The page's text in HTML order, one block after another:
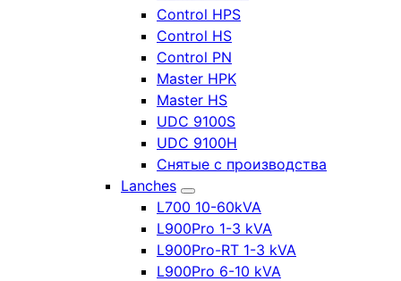
Control HPS
Control HS
Control PN
Master HPK
Master HS
UDC 9100S
UDC 9100H
Снятые с производства
Lanches
L700 10-60kVA
L900Pro 1-3 kVA
L900Pro-RT 1-3 kVA
L900Pro 6-10 kVA